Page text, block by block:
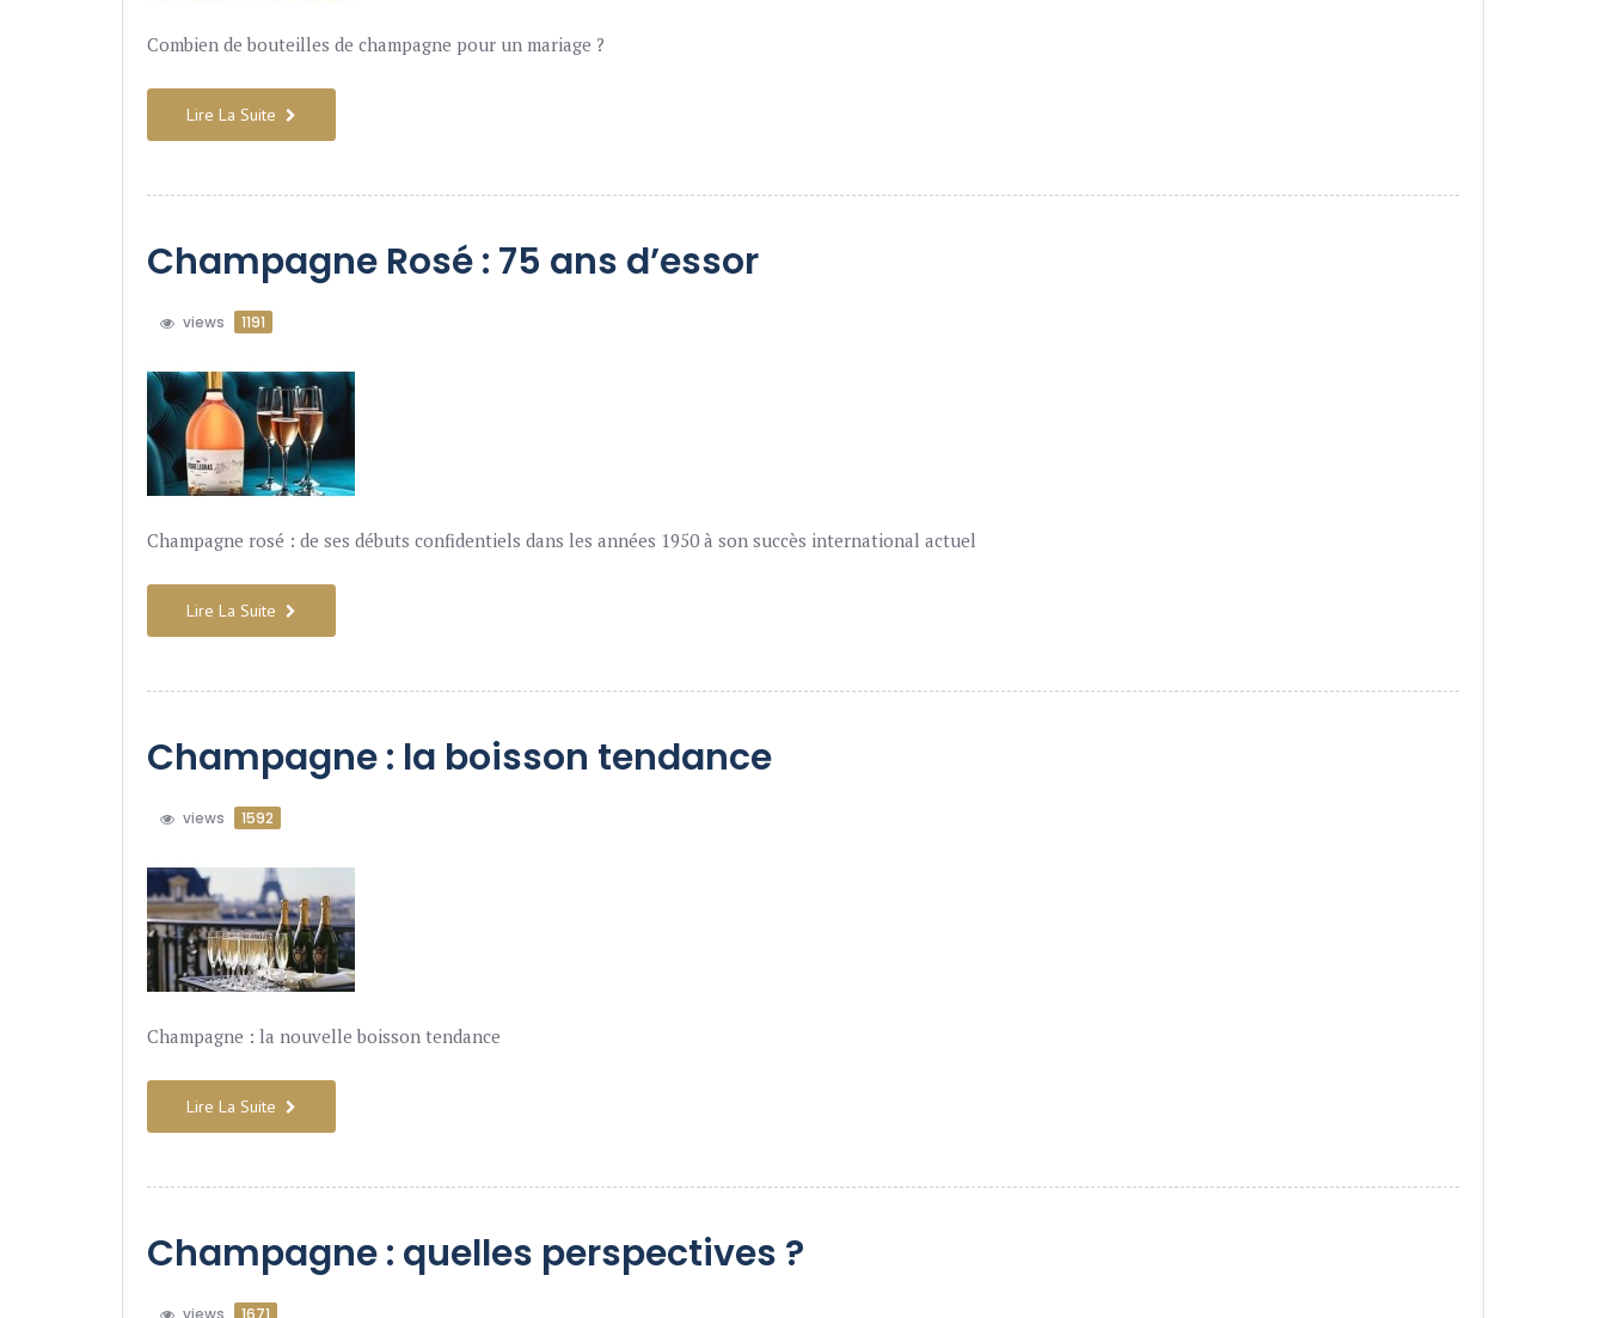
Combien de bouteilles de champagne pour un mariage ?
Lire La Suite
Champagne Rosé : 75 ans d’essor
views 1191
Champagne rosé : de ses débuts confidentiels dans les années 1950 à son succès international actuel
Lire La Suite
Champagne : la boisson tendance
views 1592
Champagne : la nouvelle boisson tendance
Lire La Suite
Champagne : quelles perspectives ?
views 1671